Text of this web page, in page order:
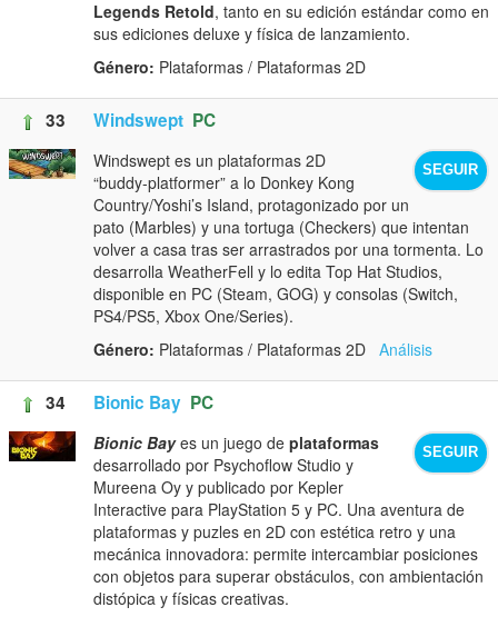
Legends Retold, tanto en su edición estándar como en
sus ediciones deluxe y física de lanzamiento.
Género: Plataformas / Plataformas 2D
33 Windswept PC
SEGUIR
Windswept es un plataformas 2D
“buddy‑platformer” a lo Donkey Kong
Country/Yoshi’s Island, protagonizado por un
pato (Marbles) y una tortuga (Checkers) que intentan
volver a casa tras ser arrastrados por una tormenta. Lo
desarrolla WeatherFell y lo edita Top Hat Studios,
disponible en PC (Steam, GOG) y consolas (Switch,
PS4/PS5, Xbox One/Series).
Género: Plataformas / Plataformas 2D Análisis
34 Bionic Bay PC
SEGUIR
Bionic Bayes un juego de plataformas
desarrollado por Psychoflow Studio y
Mureena Oy y publicado por Kepler
Interactive para PlayStation 5 y PC. Una aventura de
plataformas y puzles en 2D con estética retro y una
mecánica innovadora: permite intercambiar posiciones
con objetos para superar obstáculos, con ambientación
distópica y físicas creativas.